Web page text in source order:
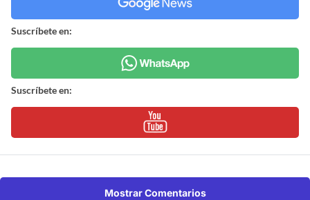
Suscríbete en:
Suscríbete en:
Mostrar Comentarios